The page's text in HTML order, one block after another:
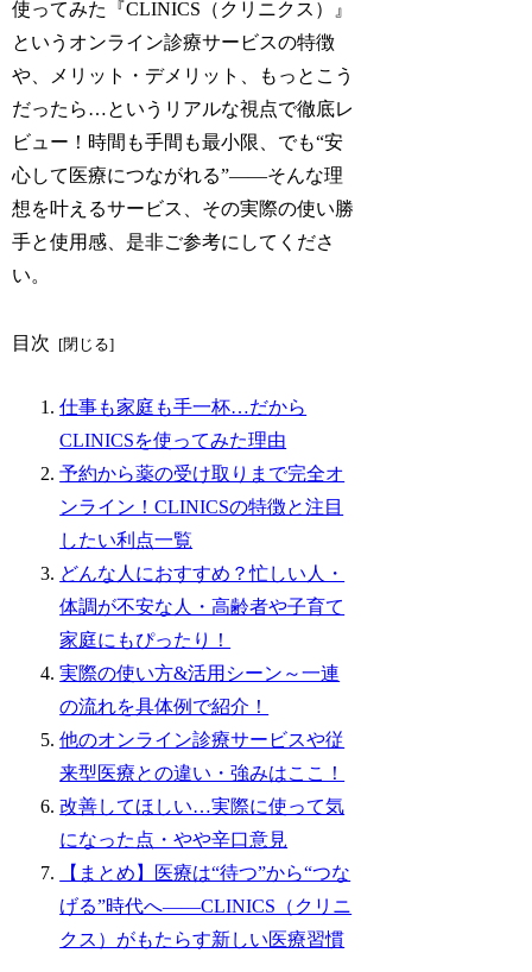
使ってみた『CLINICS（クリニクス）』
というオンライン診療サービスの特徴
や、メリット・デメリット、もっとこう
だったら…というリアルな視点で徹底レ
ビュー！時間も手間も最小限、でも“安
心して医療につながれる”――そんな理
想を叶えるサービス、その実際の使い勝
手と使用感、是非ご参考にしてくださ
い。
目次
仕事も家庭も手一杯…だから
CLINICSを使ってみた理由
予約から薬の受け取りまで完全オ
ンライン！CLINICSの特徴と注目
したい利点一覧
どんな人におすすめ？忙しい人・
体調が不安な人・高齢者や子育て
家庭にもぴったり！
実際の使い方&活用シーン～一連
の流れを具体例で紹介！
他のオンライン診療サービスや従
来型医療との違い・強みはここ！
改善してほしい…実際に使って気
になった点・やや辛口意見
【まとめ】医療は“待つ”から“つな
げる”時代へ――CLINICS（クリニ
クス）がもたらす新しい医療習慣